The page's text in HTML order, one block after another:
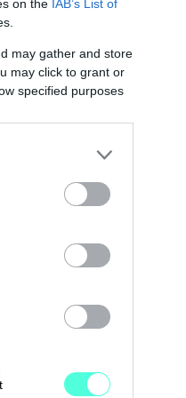
on the IAB’s List of
may gather and store
may click to grant or
specified purposes